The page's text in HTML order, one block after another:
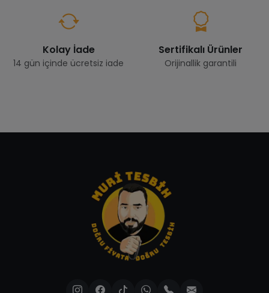
Kolay İade
14 gün içinde ücretsiz iade
Sertifikalı Ürünler
Orijinallik garantili